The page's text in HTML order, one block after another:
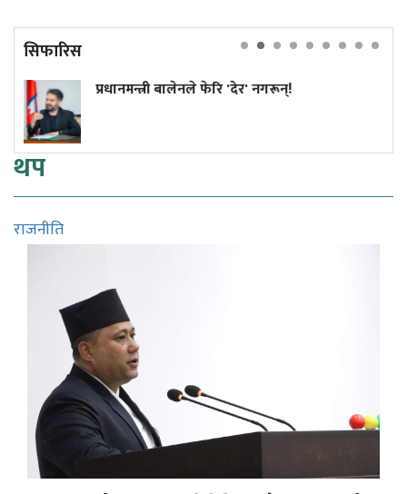
सिफारिस
प्रधानमन्त्री बालेनले फेरि 'देर' नगरून्!
थप
राजनीति